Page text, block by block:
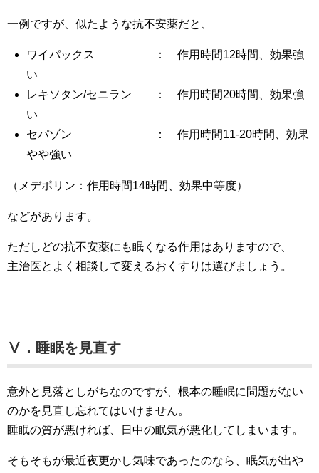
一例ですが、似たような抗不安薬だと、
ワイパックス ： 作用時間12時間、効果強
い
レキソタン/セニラン ： 作用時間20時間、効果強
い
セパゾン ： 作用時間11-20時間、効果
やや強い
（メデポリン：作用時間14時間、効果中等度）
などがあります。
ただしどの抗不安薬にも眠くなる作用はありますので、
主治医とよく相談して変えるおくすりは選びましょう。
Ⅴ．睡眠を見直す
意外と見落としがちなのですが、根本の睡眠に問題がない
のかを見直し忘れてはいけません。
睡眠の質が悪ければ、日中の眠気が悪化してしまいます。
そもそもが最近夜更かし気味であったのなら、眠気が出や